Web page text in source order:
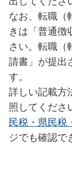
なお、転職（
きは「普通徴
さい。転職（
請書」が提出
す。
詳しい記載方
照してくださ
民税・県民税
ジでも確認で